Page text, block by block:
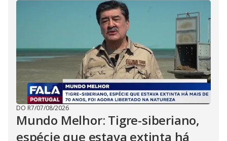
DO R7/07/08/2026
Mundo Melhor: Tigre-siberiano,
espécie que estava extinta há